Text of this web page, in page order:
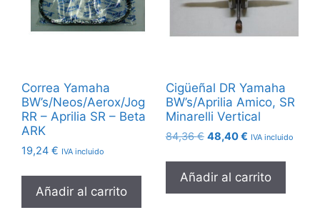
Correa Yamaha
BW’s/Neos/Aerox/Jog
RR – Aprilia SR – Beta
ARK
19,24 € IVA incluido
Añadir al carrito
Cigüeñal DR Yamaha
BW’s/Aprilia Amico, SR
Minarelli Vertical
84,36€ El
original
era:
84,36 €.
48,40€El
actual
es:
48,40 €.
IVA incluido
Añadir al carrito